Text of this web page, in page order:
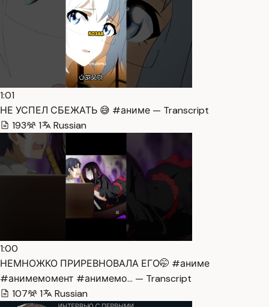
1:01
НЕ УСПЕЛ СБЕЖАТЬ 😅 #аниме — Transcript
193
1 Russian
1:00
НЕМНОЖКО ПРИРЕВНОВАЛА ЕГО🤭 #аниме
#анимемомент #анимемо… — Transcript
107
1 Russian